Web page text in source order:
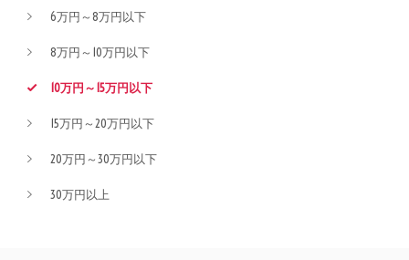
6万円～8万円以下
8万円～10万円以下
10万円～15万円以下
15万円～20万円以下
20万円～30万円以下
30万円以上